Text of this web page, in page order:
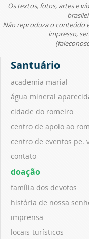
Os textos, fotos, artes e
Não reproduza o conteúdo
impresso,
Santuário
academia marial
água mineral
cidade do romeiro
centro de apoio ao
centro de eventos pe.
contato
doação
família dos devotos
história de nossa
imprensa
locais turísticos